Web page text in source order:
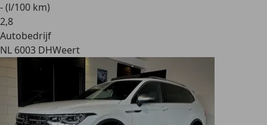
- (l/100 km)
2,8
Autobedrijf
NL 6003 DHWeert